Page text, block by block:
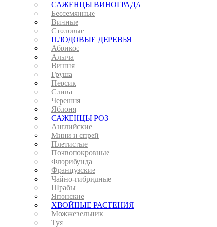
САЖЕНЦЫ ВИНОГРАДА
Бессемянные
Винные
Столовые
ПЛОДОВЫЕ ДЕРЕВЬЯ
Абрикос
Алыча
Вишня
Груша
Персик
Слива
Черешня
Яблоня
САЖЕНЦЫ РОЗ
Английские
Мини и спрей
Плетистые
Почвопокровные
Флорибунда
Французские
Чайно-гибридные
Шрабы
Японские
ХВОЙНЫЕ РАСТЕНИЯ
Можжевельник
Туя